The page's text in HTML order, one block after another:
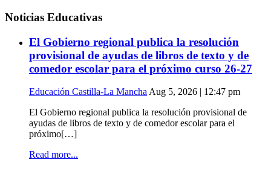
Noticias Educativas
El Gobierno regional publica la resolución
provisional de ayudas de libros de texto y de
comedor escolar para el próximo curso 26-27
Educación Castilla-La Mancha Aug 5, 2026 | 12:47 pm
El Gobierno regional publica la resolución provisional de
ayudas de libros de texto y de comedor escolar para el
próximo[…]
Read more...